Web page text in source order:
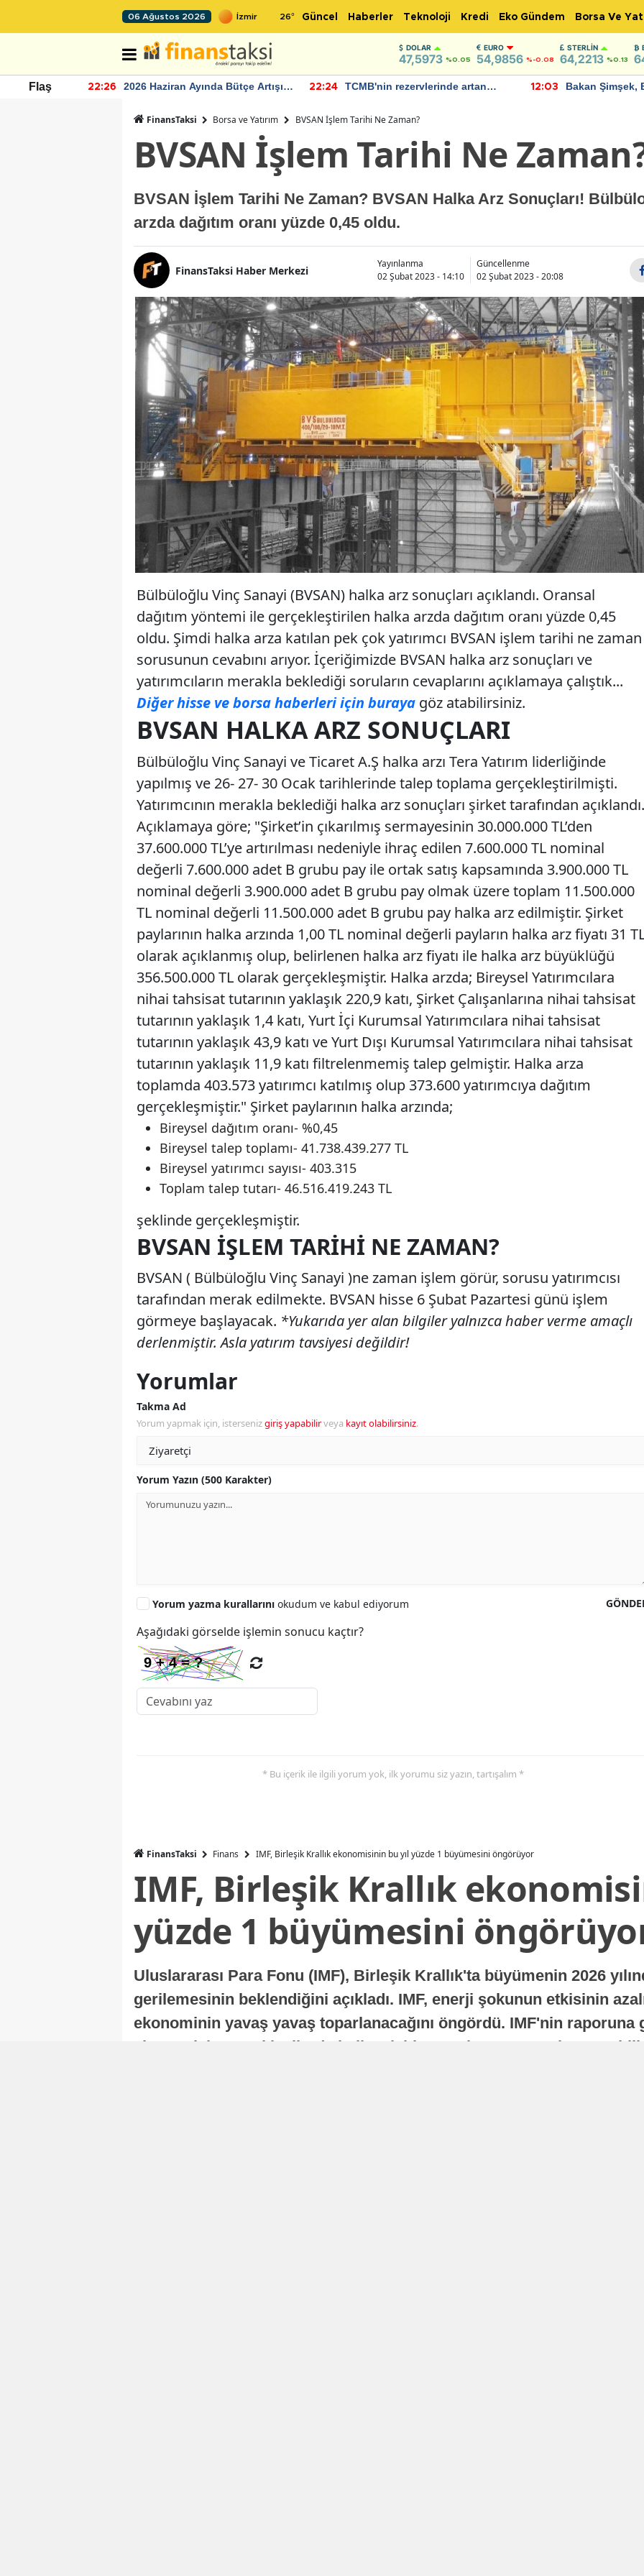
06 Ağustos 2026 26° Güncel Haberler Teknoloji Kredi Eko Gündem Borsa Ve
DOLAR
47,5973 %0.05
EURO
54,9856 %-0.08
STERLIN
64,2213 %0.13
Flaş 22:26
2026 Haziran Ayında Bütçe Artışı
22:24
TCMB'nin rezervlerinde artan
12:03
Bakan Şimşek,
FinansTaksi Borsa ve Yatırım BVSAN İşlem Tarihi Ne Zaman?
BVSAN İşlem Tarihi Ne
BVSAN İşlem Tarihi Ne Zaman? BVSAN Halka Arz Sonuçları!
arzda dağıtım oranı yüzde 0,45 oldu.
FinansTaksi Haber Merkezi
Yayınlanma
02 Şubat 2023 - 14:10
Güncellenme
02 Şubat 2023 - 20:08
Bülbüloğlu Vinç Sanayi (BVSAN) halka arz sonuçları açıklandı. Oransal
dağıtım yöntemi ile gerçekleştirilen halka arzda dağıtım oranı yüzde 0,45
oldu. Şimdi halka arza katılan pek çok yatırımcı BVSAN işlem tarihi ne zaman
sorusunun cevabını arıyor. İçeriğimizde BVSAN halka arz sonuçları ve
yatırımcıların merakla beklediği soruların cevaplarını açıklamaya çalıştık...
Diğer hisse ve borsa haberleri için buraya göz atabilirsiniz.
BVSAN HALKA ARZ SONUÇLARI
Bülbüloğlu Vinç Sanayi ve Ticaret A.Ş halka arzı Tera Yatırım liderliğinde
yapılmış ve 26- 27- 30 Ocak tarihlerinde talep toplama gerçekleştirilmişti.
Yatırımcının merakla beklediği halka arz sonuçları şirket tarafından açıklandı.
Açıklamaya göre; "Şirket’in çıkarılmış sermayesinin 30.000.000 TL’den
37.600.000 TL’ye artırılması nedeniyle ihraç edilen 7.600.000 TL nominal
değerli 7.600.000 adet B grubu pay ile ortak satış kapsamında 3.900.000 TL
nominal değerli 3.900.000 adet B grubu pay olmak üzere toplam 11.500.000
TL nominal değerli 11.500.000 adet B grubu pay halka arz edilmiştir. Şirket
paylarının halka arzında 1,00 TL nominal değerli payların halka arz fiyatı 31
olarak açıklanmış olup, belirlenen halka arz fiyatı ile halka arz büyüklüğü
356.500.000 TL olarak gerçekleşmiştir. Halka arzda; Bireysel Yatırımcılara
nihai tahsisat tutarının yaklaşık 220,9 katı, Şirket Çalışanlarına nihai tahsisat
tutarının yaklaşık 1,4 katı, Yurt İçi Kurumsal Yatırımcılara nihai tahsisat
tutarının yaklaşık 43,9 katı ve Yurt Dışı Kurumsal Yatırımcılara nihai tahsisat
tutarının yaklaşık 11,9 katı filtrelenmemiş talep gelmiştir. Halka arza
toplamda 403.573 yatırımcı katılmış olup 373.600 yatırımcıya dağıtım
gerçekleşmiştir." Şirket paylarının halka arzında;
Bireysel dağıtım oranı- %0,45
Bireysel talep toplamı- 41.738.439.277 TL
Bireysel yatırımcı sayısı- 403.315
Toplam talep tutarı- 46.516.419.243 TL
şeklinde gerçekleşmiştir.
BVSAN İŞLEM TARIHI NE ZAMAN?
BVSAN ( Bülbüloğlu Vinç Sanayi )ne zaman işlem görür, sorusu yatırımcısı
tarafından merak edilmekte. BVSAN hisse 6 Şubat Pazartesi günü işlem
görmeye başlayacak. *Yukarıda yer alan bilgiler yalnızca haber verme amaçlı
derlenmiştir. Asla yatırım tavsiyesi değildir!
Yorumlar
Takma Ad
Yorum yapmak için, istersenizgiriş yapabilirveya kayıt olabilirsiniz.
Yorum Yazın (500 Karakter)
Yorum yazma kurallarını okudum ve kabul ediyorum
Aşağıdaki görselde işlemin sonucu kaçtır?
* Bu içerik ile ilgili yorum yok, ilk yorumu siz yazın, tartışalım *
FinansTaksi Finans IMF, Birleşik Krallık ekonomisinin bu yıl yüzde 1 büyümesini öngörüyor
IMF, Birleşik Krallık
yüzde 1 büyümesini
Uluslararası Para Fonu (IMF), Birleşik Krallık'ta büyümenin 2026
gerilemesinin beklendiğini açıkladı. IMF, enerji şokunun etkisinin
ekonominin yavaş yavaş toparlanacağını öngördü. IMF'nin raporuna
ekonomisi, sonraki yıllarda istikrarlı bir toparlanma süreci